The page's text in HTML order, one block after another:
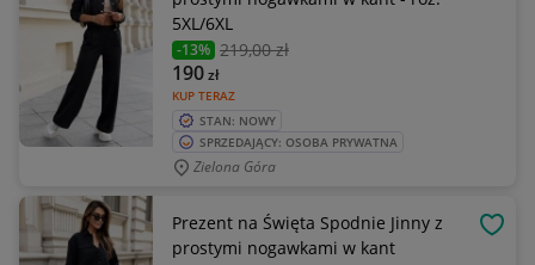
5XL/6XL
-13% 219,00 zł
KUP TERAZ
190zł
STAN: NOWY
SPRZEDAJĄCY: OSOBA PRYWATNA
Zielona Góra
Prezent na Święta Spodnie Jinny z
prostymi nogawkami w kant